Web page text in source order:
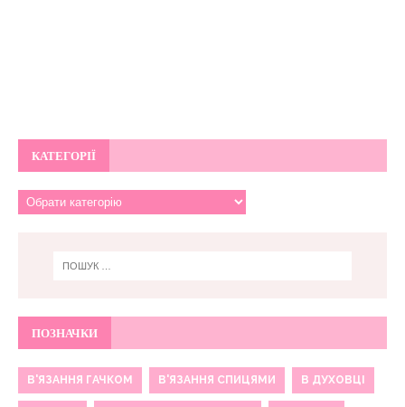
КАТЕГОРІЇ
ПОЗНАЧКИ
В'ЯЗАННЯ ГАЧКОМ В'ЯЗАННЯ СПИЦЯМИ В ДУХОВЦІ